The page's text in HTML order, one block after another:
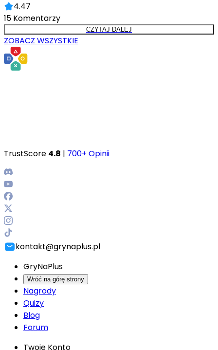
4.47
15 Komentarzy
CZYTAJ DALEJ
ZOBACZ WSZYSTKIE
TrustScore 4.8 | 700+ Opinii
kontakt@grynaplus.pl
GryNaPlus
Wróć na górę strony
Nagrody
Quizy
Blog
Forum
Twoje Konto